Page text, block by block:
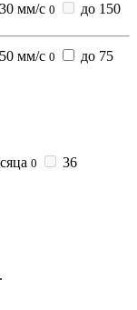
мм/с 0
до 150
мм/с 0
до 75
0
36